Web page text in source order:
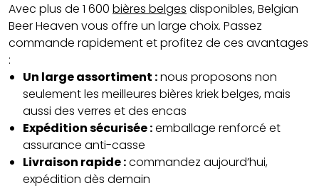
Avec plus de 1 600 bières belges disponibles, Belgian
Beer Heaven vous offre un large choix. Passez
commande rapidement et profitez de ces avantages
:
Un large assortiment :nous proposons non
seulement les meilleures bières kriek belges, mais
aussi des verres et des encas
Expédition sécurisée :emballage renforcé et
assurance anti-casse
Livraison rapide :commandez aujourd’hui,
expédition dès demain